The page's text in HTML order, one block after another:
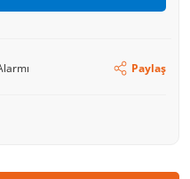
Paylaş